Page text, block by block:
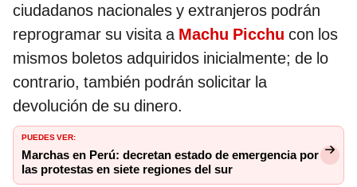
ciudadanos nacionales y extranjeros podrán
reprogramar su visita a Machu Picchu con los
mismos boletos adquiridos inicialmente; de lo
contrario, también podrán solicitar la
devolución de su dinero.
PUEDES VER:
Marchas en Perú: decretan estado de emergencia por
las protestas en siete regiones del sur